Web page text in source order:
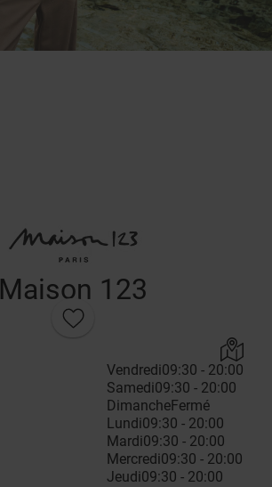
Maison 123
Vendredi09:30 - 20:00
Samedi09:30 - 20:00
DimancheFermé
Lundi09:30 - 20:00
Mardi09:30 - 20:00
Mercredi09:30 - 20:00
Jeudi09:30 - 20:00